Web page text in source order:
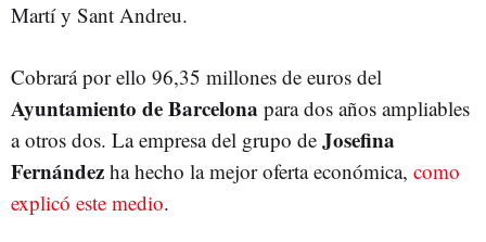
Martí y Sant Andreu.
Cobrará por ello 96,35 millones de euros del
Ayuntamiento de Barcelona para dos años ampliables
a otros dos. La empresa del grupo de Josefina
Fernández ha hecho la mejor oferta económica, como
explicó este medio.